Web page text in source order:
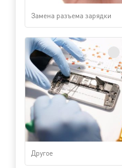
Замена разъема зарядки
Другое